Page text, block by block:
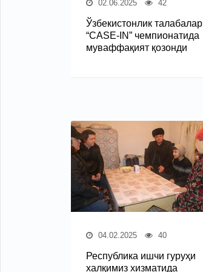
02.06.2025 42
Ўзбекистонлик талабалар
“CASE-IN” чемпионатида
муваффақият қозонди
04.02.2025 40
Республика ишчи гуруҳи
халқимиз хизматида